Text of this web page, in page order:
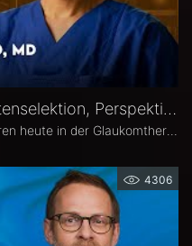
MIGS: Indikationen, Patientenselektion, Perspektiven – Atanas Bogoev, FEBO, MD
Welche Rolle spielen MIGS-Verfahren heute in der Glaukomtherapie? Atanas Bogoev, FEBO, MD, Oberarzt an der Universitätsaugenklinik Bochum spricht im Interview über Indikationen und Patientenselektion, den Stellenwert verschiedener MIGS-Verfahren im klinischen Alltag, realistische Therapieziele sowie Limitationen und zukünftige Entwicklungen der minimalinvasiven Glaukomchirurgie.
4306